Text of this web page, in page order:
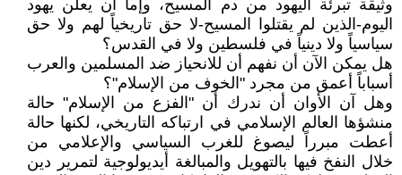
وثيقة تبرئة اليهود من دم المسيح، وإما أن يعلن يهود
اليوم-الذين لم يقتلوا المسيح-لا حق تاريخياً لهم ولا حق
سياسياً ولا دينياً في فلسطين ولا في القدس؟
هل يمكن الآن أن نفهم أن للانحياز ضد المسلمين والعرب
أسباباً أعمق من مجرد "الخوف من الإسلام"؟
وهل آن الأوان أن ندرك أن "الفزع من الإسلام" حالة
منشؤها العالم الإسلامي في ارتباكه التاريخي، لكنها حالة
أعطت مبرراً ليصوغ للغرب السياسي والإعلامي من
خلال النفخ فيها بالتهويل والمبالغة أيديولوجية لتمرير دين